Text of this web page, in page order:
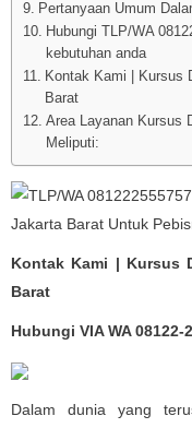
Pertanyaan Umum
Hubungi TLP/WA
kebutuhan anda
Kontak Kami | Kursus
Barat
Area Layanan Kursus
Meliputi:
Kontak Kami | Kursus
Barat
Hubungi VIA WA 08122-
Dalam dunia yang